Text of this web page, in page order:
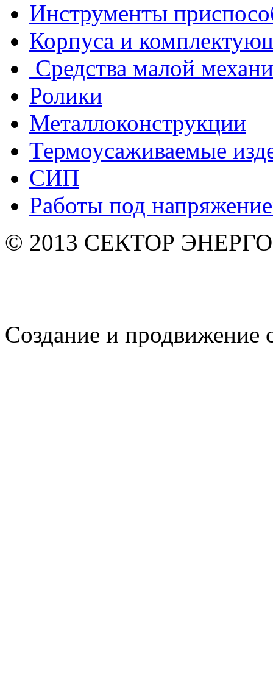
Инструменты
Корпуса и
Средства малой
Ролики
Металлоконструкции
Термоусаживаемые
СИП
Работы под
© 2013 СЕКТОР ЭНЕРГО.
Создание и продвижение